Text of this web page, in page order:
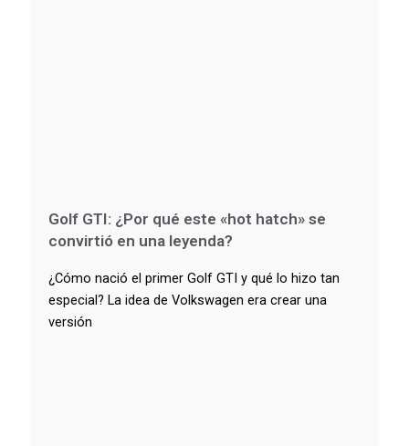
Golf GTI: ¿Por qué este «hot hatch» se
convirtió en una leyenda?
¿Cómo nació el primer Golf GTI y qué lo hizo tan
especial? La idea de Volkswagen era crear una
versión